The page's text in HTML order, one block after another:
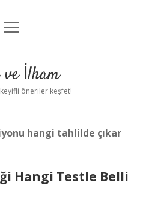
Uyarı
menüyü
ve İlham
öneriler keşfet!
hangi tahlilde çıkar
Hangi Testle Belli